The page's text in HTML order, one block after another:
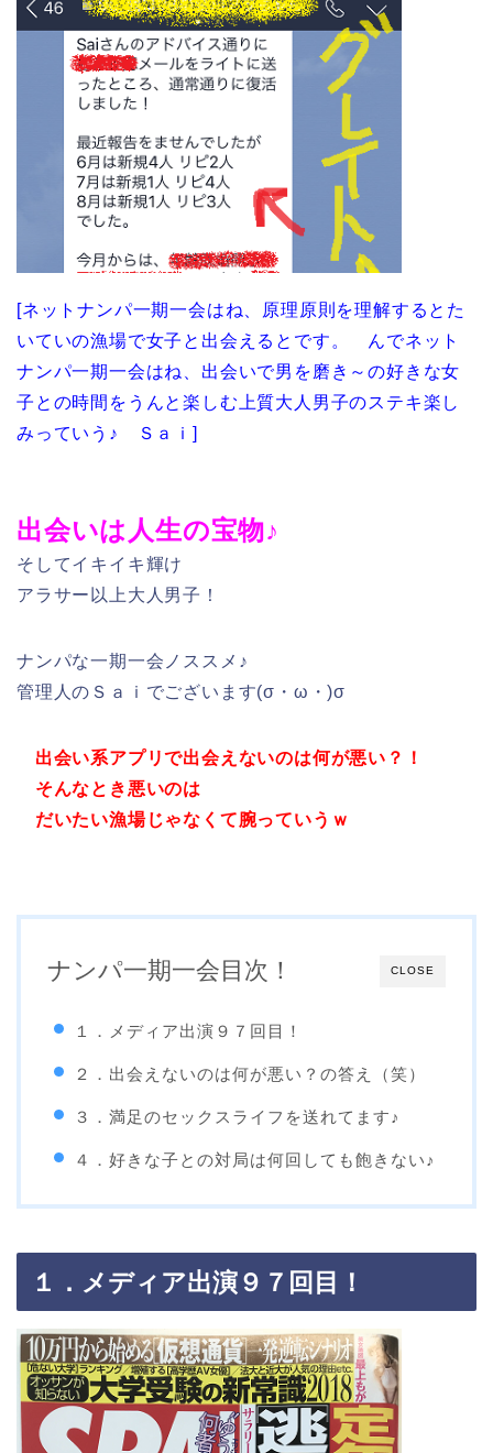
[ネットナンパ一期一会はね、原理原則を理解するとた
いていの漁場で女子と出会えるとです。 んでネット
ナンパ一期一会はね、出会いで男を磨き～の好きな女
子との時間をうんと楽しむ上質大人男子のステキ楽し
みっていう♪ Ｓａｉ]
出会いは人生の宝物♪
そしてイキイキ輝け
アラサー以上大人男子！
ナンパな一期一会ノススメ♪
管理人のＳａｉでございます(σ・ω・)σ
出会い系アプリで出会えないのは何が悪い？！
そんなとき悪いのは
だいたい漁場じゃなくて腕っていうｗ
CLOSE
ナンパ一期一会目次！
１．メディア出演９７回目！
２．出会えないのは何が悪い？の答え（笑）
３．満足のセックスライフを送れてます♪
４．好きな子との対局は何回しても飽きない♪
１．メディア出演９７回目！